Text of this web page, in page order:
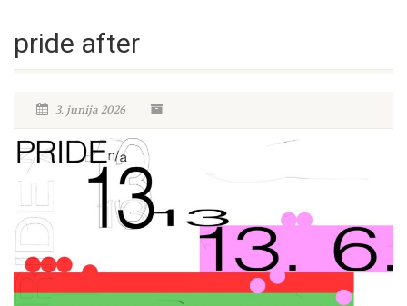
pride after
3. junija 2026